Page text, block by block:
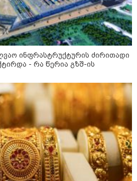
სიახლე
ინფრასტრუქტურის ძირითადი
- რა წერია გზშ-ის